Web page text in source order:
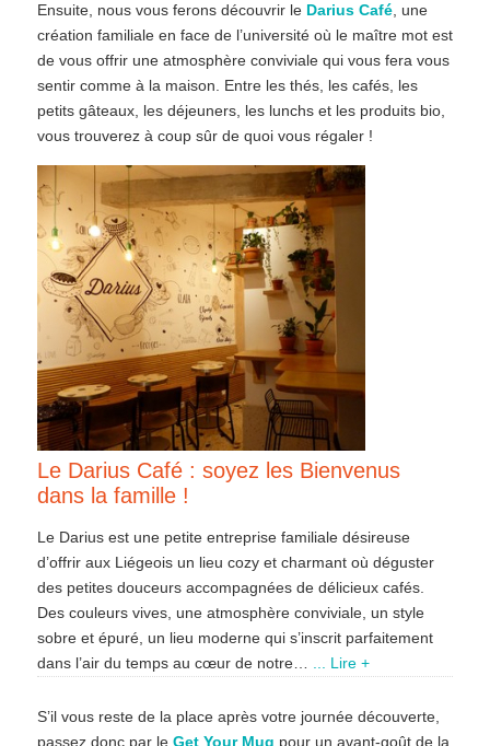
Ensuite, nous vous ferons découvrir le Darius Café, une
création familiale en face de l’université où le maître mot est
de vous offrir une atmosphère conviviale qui vous fera vous
sentir comme à la maison. Entre les thés, les cafés, les
petits gâteaux, les déjeuners, les lunchs et les produits bio,
vous trouverez à coup sûr de quoi vous régaler !
Le Darius Café : soyez les Bienvenus
dans la famille !
Le Darius est une petite entreprise familiale désireuse
d’offrir aux Liégeois un lieu cozy et charmant où déguster
des petites douceurs accompagnées de délicieux cafés.
Des couleurs vives, une atmosphère conviviale, un style
sobre et épuré, un lieu moderne qui s’inscrit parfaitement
dans l’air du temps au cœur de notre…
... Lire +
S’il vous reste de la place après votre journée découverte,
passez donc par le Get Your Mug pour un avant-goût de la